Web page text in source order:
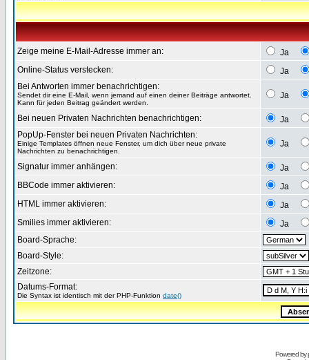
Zeige meine E-Mail-Adresse immer an:
Ja
Online-Status verstecken:
Ja
Bei Antworten immer benachrichtigen:
Sendet dir eine E-Mail, wenn jemand auf einen deiner Beiträge antwortet.
Kann für jeden Beitrag geändert werden.
Ja
Bei neuen Privaten Nachrichten benachrichtigen:
Ja
PopUp-Fenster bei neuen Privaten Nachrichten:
Einige Templates öffnen neue Fenster, um dich über neue private
Nachrichten zu benachrichtigen.
Ja
Signatur immer anhängen:
Ja
BBCode immer aktivieren:
Ja
HTML immer aktivieren:
Ja
Smilies immer aktivieren:
Ja
Board-Sprache:
Board-Style:
Zeitzone:
Datums-Format:
Die Syntax ist identisch mit der PHP-Funktion date()
Powered by